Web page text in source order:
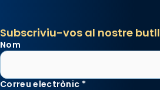
Subscriviu-vos al nostre
Nom
Correu electrònic *